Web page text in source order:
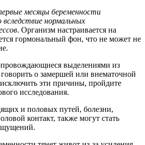
месяцы беременности
вследствие нормальных
. Организм настраивается на
гормональный фон, что не может не
выделениями из
о замершей или внематочной
эти причины, пройдите
исследования.
и половых путей, болезни,
контакт, также могут стать